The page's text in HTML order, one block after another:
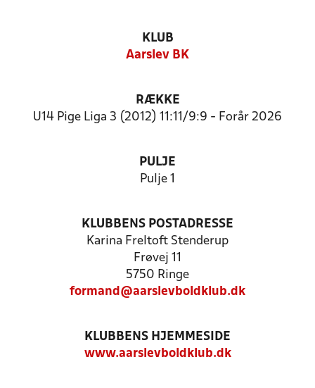
KLUB
Aarslev BK
RÆKKE
U14 Pige Liga 3 (2012) 11:11/9:9 - Forår 2026
PULJE
Pulje 1
KLUBBENS POSTADRESSE
Karina Freltoft Stenderup
Frøvej 11
5750 Ringe
formand@aarslevboldklub.dk
KLUBBENS HJEMMESIDE
www.aarslevboldklub.dk